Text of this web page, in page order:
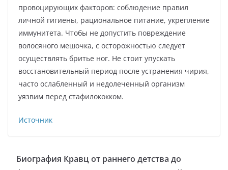
провоцирующих факторов: соблюдение правил
личной гигиены, рациональное питание, укрепление
иммунитета. Чтобы не допустить повреждение
волосяного мешочка, с осторожностью следует
осуществлять бритье ног. Не стоит упускать
восстановительный период после устранения чирия,
часто ослабленный и недолеченный организм
уязвим перед стафилококком.
Источник
Биография Кравц от раннего детства до